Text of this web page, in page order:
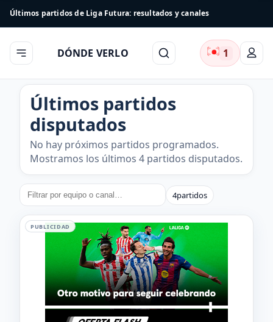
Últimos partidos de Liga Futura: resultados y canales
DÓNDE VERLO 1
Últimos partidos
disputados
No hay próximos partidos programados.
Mostramos los últimos 4 partidos disputados.
4partidos
PUBLICIDAD